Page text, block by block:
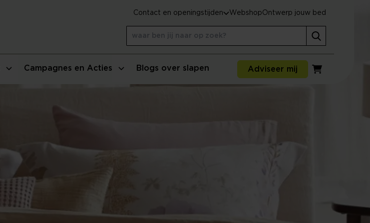
Campagnes en Acties Blogs over slapen Adviseer mij
Winkelwagen
Contact en openingstijden WebshopOntwerp jouw bed